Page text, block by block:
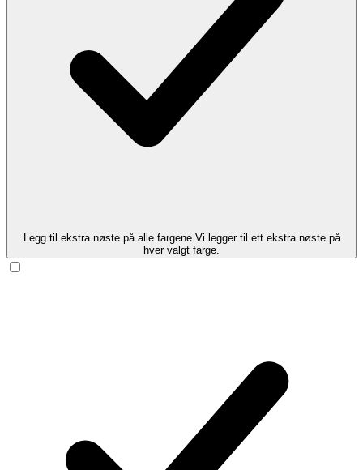
Legg til ekstra nøste på alle fargene Vi legger til ett ekstra nøste på
hver valgt farge.